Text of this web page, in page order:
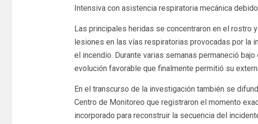
Intensiva con asistencia respiratoria mecánica
Las principales heridas se concentraron en el rostro
lesiones en las vías respiratorias provocadas por la
el incendio. Durante varias semanas permaneció
evolución favorable que finalmente permitió su
En el transcurso de la investigación también se
Centro de Monitoreo que registraron el momento
incorporado para reconstruir la secuencia del